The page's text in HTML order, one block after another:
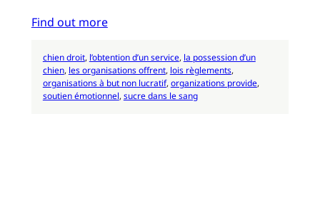
Find out more
chien droit, l’obtention d’un service, la possession d’un
chien, les organisations offrent, lois règlements
organisations à but non lucratif, organizations provide
soutien émotionnel, sucre dans le sang